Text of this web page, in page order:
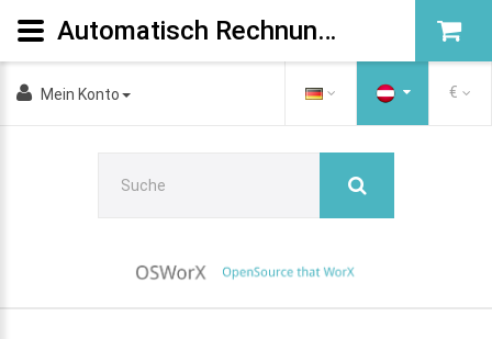
Mein Konto €
Automatisch Rechnungen und PDF erstellen